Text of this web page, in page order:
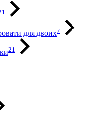
для двоих7
21